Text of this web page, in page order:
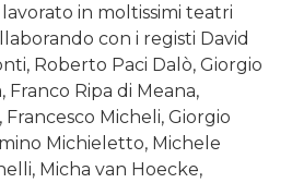
in moltissimi teatri
con i registi David
Roberto Paci Dalò, Giorgio
Ripa di Meana,
Micheli, Giorgio
Michieletto, Michele
Micha van Hoecke,